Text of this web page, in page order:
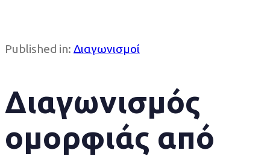
Published in: Διαγωνισμοί
Διαγωνισμός
ομορφιάς από